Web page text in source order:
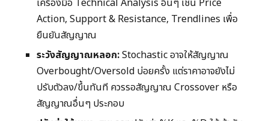
เครื่องมือ Technical Analysis อื่นๆ เช่น Price
Action, Support & Resistance, Trendlines เพื่อ
ยืนยันสัญญาณ
ระวังสัญญาณหลอก:Stochastic อาจให้สัญญาณ
Overbought/Oversold บ่อยครั้ง แต่ราคาอาจยังไม่
ปรับตัวลง/ขึ้นทันที ควรรอสัญญาณ Crossover หรือ
สัญญาณอื่นๆ ประกอบ